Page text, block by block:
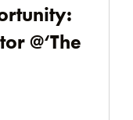
@‘The